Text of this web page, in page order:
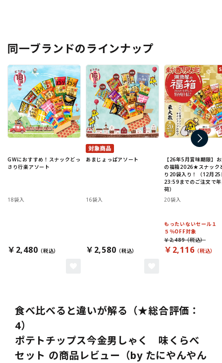
同一ブランドのラインナップ
GWにおすすめ！スナックどっ
さり行楽アソート
18袋入
￥2,480
あまじょっぱアソート
16袋入
￥2,580
【26年5月賞味期限】
の福箱2026★スナック
り20袋入り！（12月25
23:59までのご注文で
荷）
20袋入
もったいないセール１
５％OFF対象
￥2,116
￥2,489
食べ比べると違いが解る（★総合評価：
4）
ポテトチップス今金男しゃく 味くらべ
セット の商品レビュー（by たにやんやん